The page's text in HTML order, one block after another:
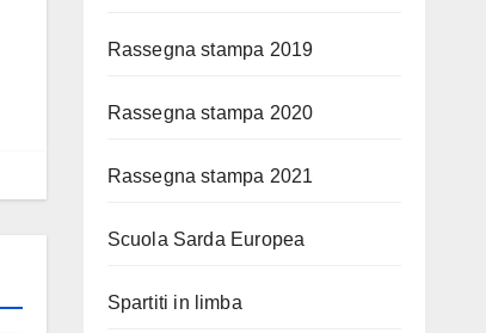
Rassegna stampa 2019
Rassegna stampa 2020
Rassegna stampa 2021
Scuola Sarda Europea
Spartiti in limba